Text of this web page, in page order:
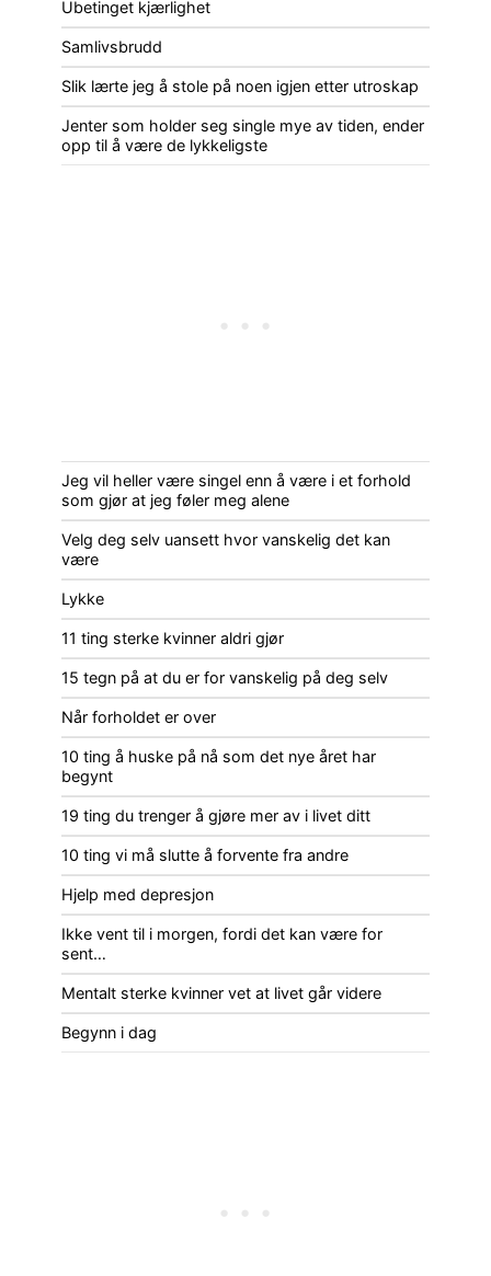
Ubetinget kjærlighet
Samlivsbrudd
Slik lærte jeg å stole på noen igjen etter utroskap
Jenter som holder seg single mye av tiden, ender
opp til å være de lykkeligste
Jeg vil heller være singel enn å være i et forhold
som gjør at jeg føler meg alene
Velg deg selv uansett hvor vanskelig det kan
være
Lykke
11 ting sterke kvinner aldri gjør
15 tegn på at du er for vanskelig på deg selv
Når forholdet er over
10 ting å huske på nå som det nye året har
begynt
19 ting du trenger å gjøre mer av i livet ditt
10 ting vi må slutte å forvente fra andre
Hjelp med depresjon
Ikke vent til i morgen, fordi det kan være for
sent…
Mentalt sterke kvinner vet at livet går videre
Begynn i dag